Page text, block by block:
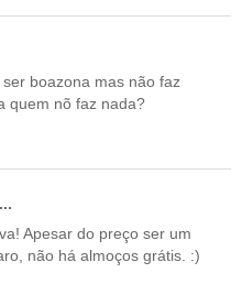
boazona mas não faz
quem nõ faz nada?
Apesar do preço ser um
não há almoços grátis. :)